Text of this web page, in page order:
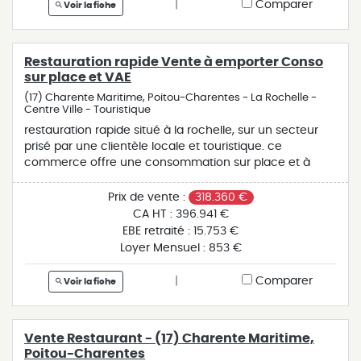
même en été. logement possible pour le futur
exploitant et aussi pour le personnel (nous consulter
pour le détail). le plus de cette affaire saisonnière, c'est
un véritable outil de travail opérationnel avec un réel
potentiel de développement !
Voir la fiche Comparer
Restauration rapide Vente à emporter Conso
sur place et VAE
(17) Charente Maritime, Poitou-Charentes - La Rochelle -
Centre Ville - Touristique
restauration rapide situé à la rochelle, sur un secteur
prisé par une clientèle locale et touristique. ce
commerce offre une consommation sur place et à
et cinq semaines de fermeture échelonnées sur
l'année. les gérants emploient quatre personnes sur des
postes en salle et cuisine avec un petit renfort en haute
saison. cet établissement est doté d'un logement plutôt
repreneur de conserver une agréable qualité de vie par
l'amplitude des horaires ou au contraire d'envisager le
développement du ca.
Prix de vente :
318.360 €
CA HT : 396.941 €
EBE retraité : 15.753 €
Loyer Mensuel : 853 €
Voir la fiche Comparer
Vente Restaurant - (17) Charente Maritime,
Poitou-Charentes